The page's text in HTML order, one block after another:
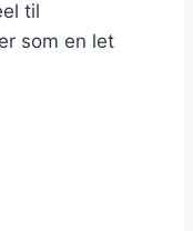
til
som en let